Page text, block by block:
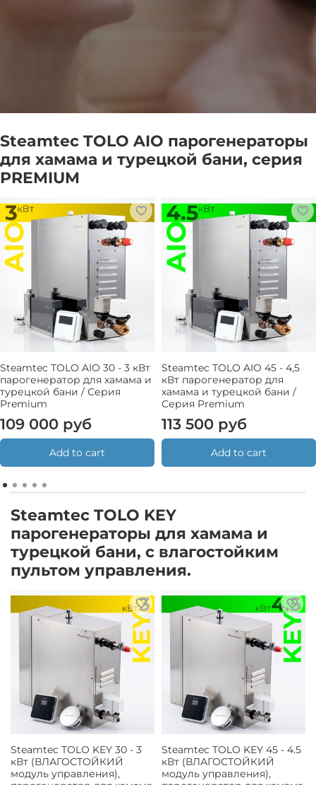
Steamtec TOLO AIO парогенераторы
для хамама и турецкой бани, серия
PREMIUM
Steamtec TOLO AIO 30 - 3 кВт
парогенератор для хамама и
турецкой бани / Серия
Premium
109 000 руб
Add to cart
Steamtec TOLO AIO 45 - 4,5
кВт парогенератор для
хамама и турецкой бани /
Серия Premium
113 500 руб
Add to cart
Steamtec TOLO KEY
парогенераторы для хамама и
турецкой бани, с влагостойким
пультом управления.
Steamtec TOLO KEY 30 - 3
кВт (ВЛАГОСТОЙКИЙ
модуль управления),
Steamtec TOLO KEY 45 - 4.5
кВт (ВЛАГОСТОЙКИЙ
модуль управления),